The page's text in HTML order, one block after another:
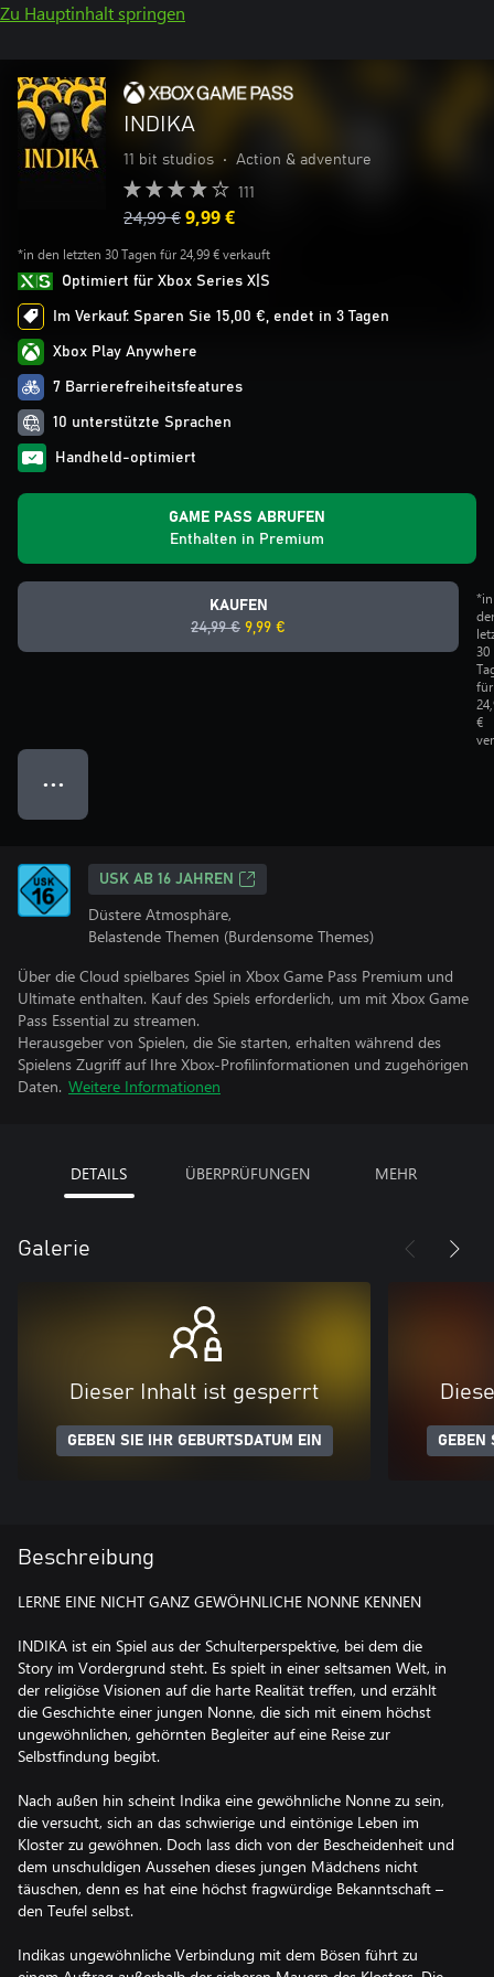
Zu Hauptinhalt springen
INDIKA
11 bit studios • Action & adventure
111
24,99 €9,99 €
*in den letzten 30 Tagen für 24,99 € verkauft
Optimiert für Xbox Series X|S
Im Verkauf: Sparen Sie 15,00 €, endet in 3 Tagen
Xbox Play Anywhere
7 Barrierefreiheitsfeatures
10 unterstützte Sprachen
Handheld-optimiert
GAME PASS ABRUFEN
Enthalten in Premium
KAUFEN
24,99 € 9,99 €
*in
30
für
€
● ● ●
USK AB 16 JAHREN
Düstere Atmosphäre,
Belastende Themen (Burdensome Themes)
Über die Cloud spielbares Spiel in Xbox Game Pass Premium und
Ultimate enthalten. Kauf des Spiels erforderlich, um mit Xbox Game
Pass Essential zu streamen.
Herausgeber von Spielen, die Sie starten, erhalten während des
Spielens Zugriff auf Ihre Xbox-Profilinformationen und zugehörigen
Daten. Weitere Informationen
DETAILS ÜBERPRÜFUNGEN MEHR
Galerie
Dieser Inhalt ist gesperrt
GEBEN SIE IHR GEBURTSDATUM EIN GEBEN
Beschreibung
LERNE EINE NICHT GANZ GEWÖHNLICHE NONNE KENNEN
INDIKA ist ein Spiel aus der Schulterperspektive, bei dem die
Story im Vordergrund steht. Es spielt in einer seltsamen Welt, in
der religiöse Visionen auf die harte Realität treffen, und erzählt
die Geschichte einer jungen Nonne, die sich mit einem höchst
ungewöhnlichen, gehörnten Begleiter auf eine Reise zur
Selbstfindung begibt.
Nach außen hin scheint Indika eine gewöhnliche Nonne zu sein,
die versucht, sich an das schwierige und eintönige Leben im
Kloster zu gewöhnen. Doch lass dich von der Bescheidenheit und
dem unschuldigen Aussehen dieses jungen Mädchens nicht
täuschen, denn es hat eine höchst fragwürdige Bekanntschaft –
den Teufel selbst.
Indikas ungewöhnliche Verbindung mit dem Bösen führt zu